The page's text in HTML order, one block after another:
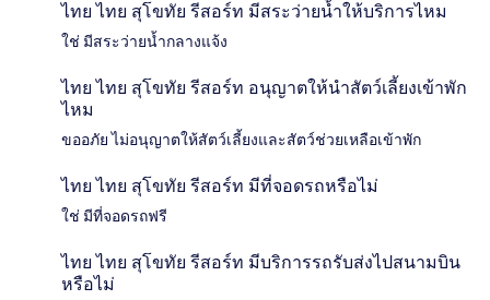
ไทย ไทย สุโขทัย รีสอร์ท มีสระว่ายน้ำให้บริการไหม
ใช่ มีสระว่ายน้ำกลางแจ้ง
ไทย ไทย สุโขทัย รีสอร์ท อนุญาตให้นำสัตว์เลี้ยงเข้าพัก
ไหม
ขออภัย ไม่อนุญาตให้สัตว์เลี้ยงและสัตว์ช่วยเหลือเข้าพัก
ไทย ไทย สุโขทัย รีสอร์ท มีที่จอดรถหรือไม่
ใช่ มีที่จอดรถฟรี
ไทย ไทย สุโขทัย รีสอร์ท มีบริการรถรับส่งไปสนามบิน
หรือไม่